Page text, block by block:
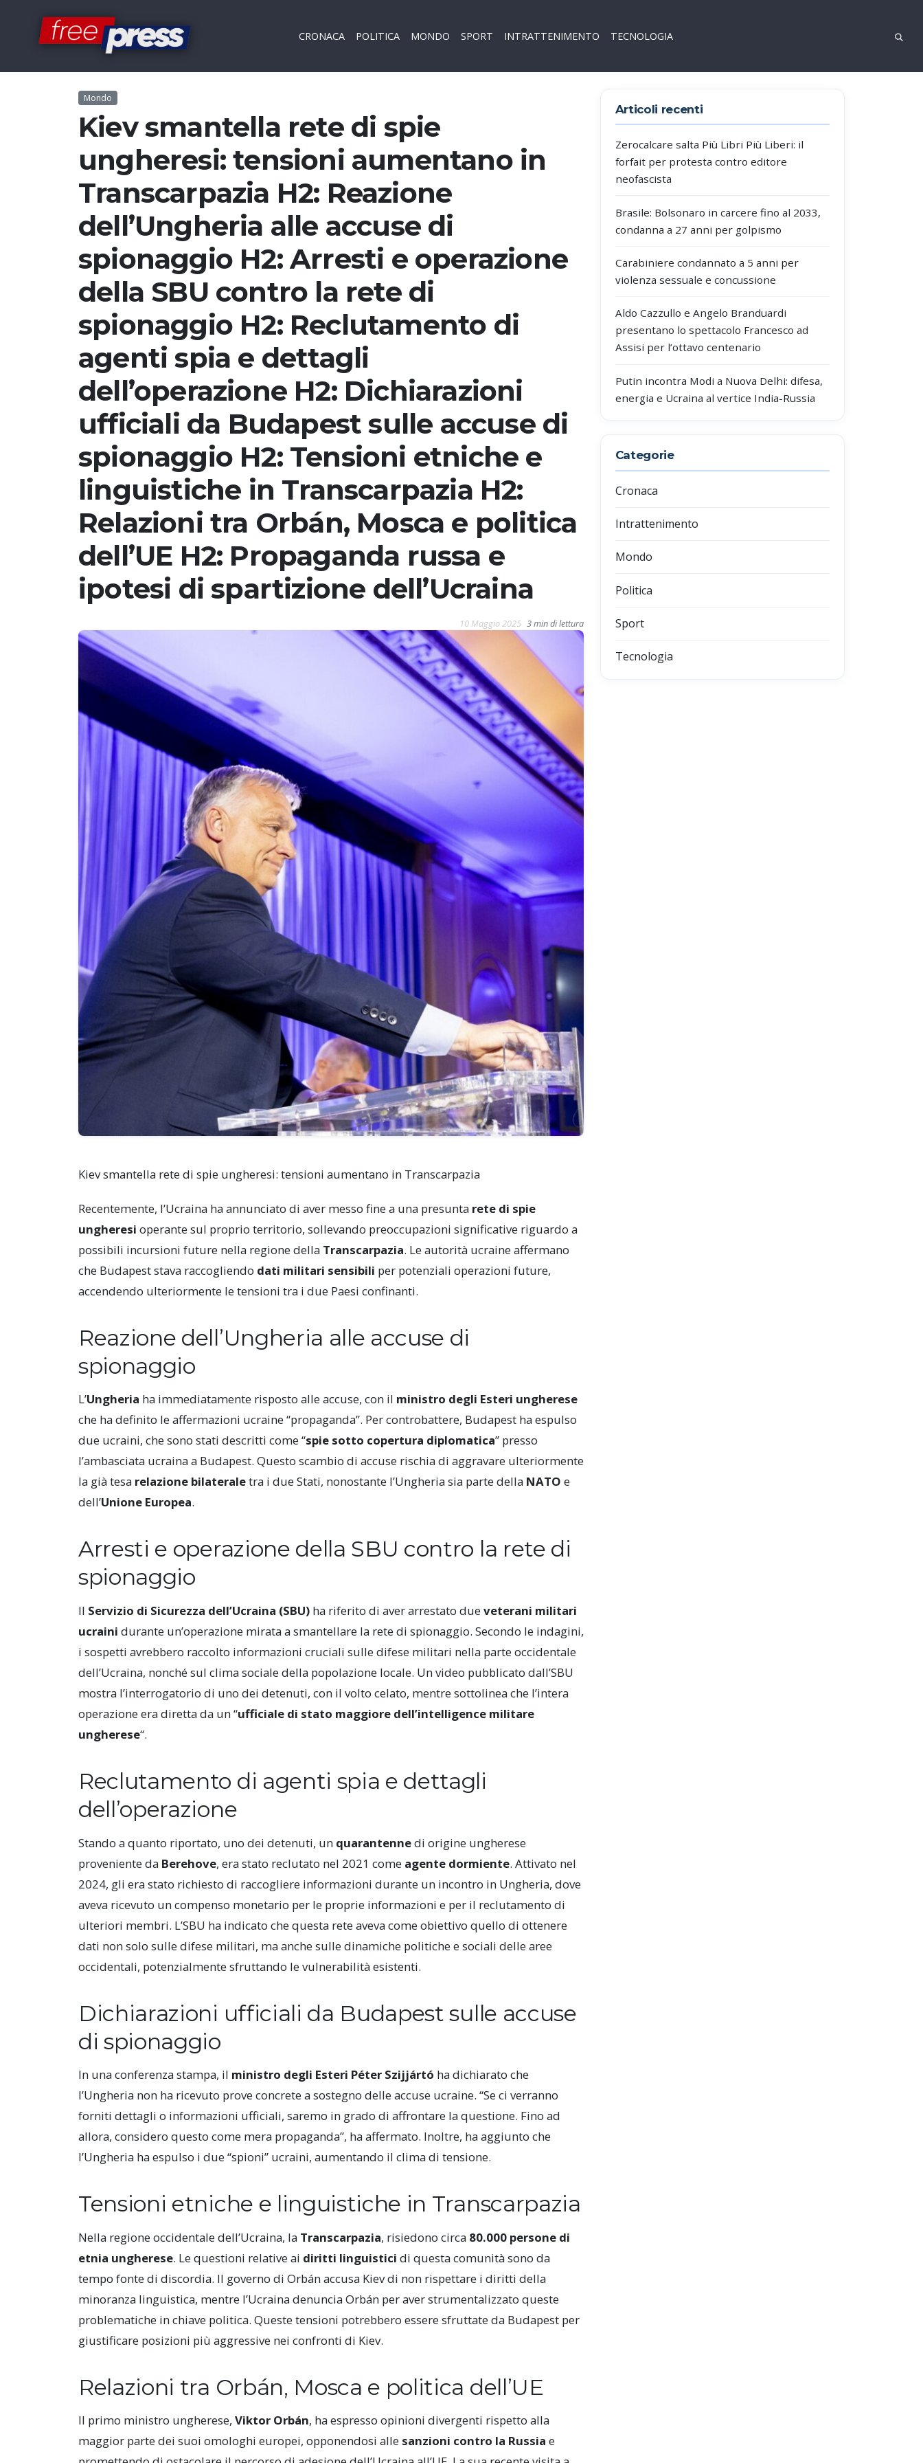
CRONACA POLITICA MONDO SPORT INTRATTENIMENTO TECNOLOGIA
Mondo
Kiev smantella rete di spie
ungheresi: tensioni aumentano in
Transcarpazia H2: Reazione
dell’Ungheria alle accuse di
spionaggio H2: Arresti e operazione
della SBU contro la rete di
spionaggio H2: Reclutamento di
agenti spia e dettagli
dell’operazione H2: Dichiarazioni
ufficiali da Budapest sulle accuse di
spionaggio H2: Tensioni etniche e
linguistiche in Transcarpazia H2:
Relazioni tra Orbán, Mosca e politica
dell’UE H2: Propaganda russa e
ipotesi di spartizione dell’Ucraina
10 Maggio 2025 3 min di lettura
Kiev smantella rete di spie ungheresi: tensioni aumentano in Transcarpazia
Recentemente, l’Ucraina ha annunciato di aver messo fine a una presunta rete di spie
ungheresi operante sul proprio territorio, sollevando preoccupazioni significative riguardo a
possibili incursioni future nella regione della Transcarpazia. Le autorità ucraine affermano
che Budapest stava raccogliendo dati militari sensibili per potenziali operazioni future,
accendendo ulteriormente le tensioni tra i due Paesi confinanti.
Reazione dell’Ungheria alle accuse di
spionaggio
L’Ungheria ha immediatamente risposto alle accuse, con il ministro degli Esteri ungherese
che ha definito le affermazioni ucraine “propaganda”. Per controbattere, Budapest ha espulso
due ucraini, che sono stati descritti come “spie sotto copertura diplomatica” presso
l’ambasciata ucraina a Budapest. Questo scambio di accuse rischia di aggravare ulteriormente
la già tesa relazione bilateraletra i due Stati, nonostante l’Ungheria sia parte della NATO e
dell’Unione Europea.
Arresti e operazione della SBU contro la rete di
spionaggio
Il Servizio di Sicurezza dell’Ucraina (SBU) ha riferito di aver arrestato dueveterani militari
ucraini durante un’operazione mirata a smantellare la rete di spionaggio. Secondo le indagini,
i sospetti avrebbero raccolto informazioni cruciali sulle difese militari nella parte occidentale
dell’Ucraina, nonché sul clima sociale della popolazione locale. Un video pubblicato dall’SBU
mostra l’interrogatorio di uno dei detenuti, con il volto celato, mentre sottolinea che l’intera
operazione era diretta da un “ufficiale di stato maggiore dell’intelligence militare
ungherese“.
Reclutamento di agenti spia e dettagli
dell’operazione
Stando a quanto riportato, uno dei detenuti, un quarantennedi origine ungherese
proveniente da Berehove, era stato reclutato nel 2021 come agente dormiente. Attivato nel
2024, gli era stato richiesto di raccogliere informazioni durante un incontro in Ungheria, dove
aveva ricevuto un compenso monetario per le proprie informazioni e per il reclutamento di
ulteriori membri. L’SBU ha indicato che questa rete aveva come obiettivo quello di ottenere
dati non solo sulle difese militari, ma anche sulle dinamiche politiche e sociali delle aree
occidentali, potenzialmente sfruttando le vulnerabilità esistenti.
Dichiarazioni ufficiali da Budapest sulle accuse
di spionaggio
In una conferenza stampa, il ministro degli Esteri Péter Szijjártó ha dichiarato che
l’Ungheria non ha ricevuto prove concrete a sostegno delle accuse ucraine. “Se ci verranno
forniti dettagli o informazioni ufficiali, saremo in grado di affrontare la questione. Fino ad
allora, considero questo come mera propaganda”, ha affermato. Inoltre, ha aggiunto che
l’Ungheria ha espulso i due “spioni” ucraini, aumentando il clima di tensione.
Tensioni etniche e linguistiche in Transcarpazia
Nella regione occidentale dell’Ucraina, la Transcarpazia, risiedono circa 80.000 persone di
etnia ungherese. Le questioni relative ai diritti linguistici di questa comunità sono da
tempo fonte di discordia. Il governo di Orbán accusa Kiev di non rispettare i diritti della
minoranza linguistica, mentre l’Ucraina denuncia Orbán per aver strumentalizzato queste
problematiche in chiave politica. Queste tensioni potrebbero essere sfruttate da Budapest per
giustificare posizioni più aggressive nei confronti di Kiev.
Relazioni tra Orbán, Mosca e politica dell’UE
Il primo ministro ungherese, Viktor Orbán, ha espresso opinioni divergenti rispetto alla
maggior parte dei suoi omologhi europei, opponendosi alle sanzioni contro la Russia e
Articoli recenti
Zerocalcare salta Più Libri Più Liberi: il
forfait per protesta contro editore
neofascista
Brasile: Bolsonaro in carcere fino al 2033,
condanna a 27 anni per golpismo
Carabiniere condannato a 5 anni per
violenza sessuale e concussione
Aldo Cazzullo e Angelo Branduardi
presentano lo spettacolo Francesco ad
Assisi per l’ottavo centenario
Putin incontra Modi a Nuova Delhi: difesa,
energia e Ucraina al vertice India-Russia
Categorie
Cronaca
Intrattenimento
Mondo
Politica
Sport
Tecnologia